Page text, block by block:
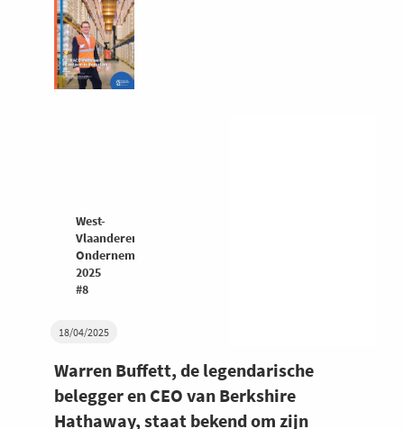
18/04/2025
Warren Buffett, de legendarische
belegger en CEO van Berkshire
Hathaway, staat bekend om zijn
West-
Vlaanderen
Ondernemers
2025
#8